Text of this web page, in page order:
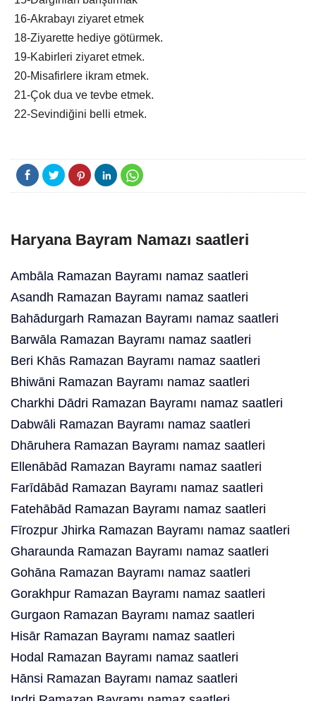
16-Akrabayı ziyaret etmek
18-Ziyarette hediye götürmek.
19-Kabirleri ziyaret etmek.
20-Misafirlere ikram etmek.
21-Çok dua ve tevbe etmek.
22-Sevindiğini belli etmek.
Haryana Bayram Namazı saatleri
Ambāla Ramazan Bayramı namaz saatleri
Asandh Ramazan Bayramı namaz saatleri
Bahādurgarh Ramazan Bayramı namaz saatleri
Barwāla Ramazan Bayramı namaz saatleri
Beri Khās Ramazan Bayramı namaz saatleri
Bhiwāni Ramazan Bayramı namaz saatleri
Charkhi Dādri Ramazan Bayramı namaz saatleri
Dabwāli Ramazan Bayramı namaz saatleri
Dhāruhera Ramazan Bayramı namaz saatleri
Ellenābād Ramazan Bayramı namaz saatleri
Farīdābād Ramazan Bayramı namaz saatleri
Fatehābād Ramazan Bayramı namaz saatleri
Fīrozpur Jhirka Ramazan Bayramı namaz saatleri
Gharaunda Ramazan Bayramı namaz saatleri
Gohāna Ramazan Bayramı namaz saatleri
Gorakhpur Ramazan Bayramı namaz saatleri
Gurgaon Ramazan Bayramı namaz saatleri
Hisār Ramazan Bayramı namaz saatleri
Hodal Ramazan Bayramı namaz saatleri
Hānsi Ramazan Bayramı namaz saatleri